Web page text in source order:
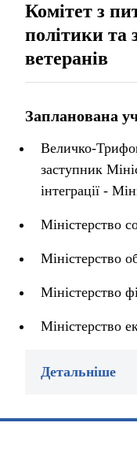
Комітет з
політики та
ветеранів
Запланована
Величко-
заступник
інтеграції -
Міністерство
Міністерство
Міністерство
Міністерство
Детальніше